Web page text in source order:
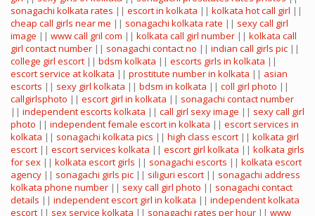
sonagachi kolkata rates || escort in kolkata || kolkata hot call girl ||
cheap call girls near me || sonagachi kolkata rate || sexy call girl
image || www call gril com || kolkata call girl number || kolkata call
girl contact number || sonagachi contact no || indian call girls pic ||
college girl escort || bdsm kolkata || escorts girls in kolkata ||
escort service at kolkata || prostitute number in kolkata || asian
escorts || sexy girl kolkata || bdsm in kolkata || coll girl photo ||
callgirlsphoto || escort girl in kolkata || sonagachi contact number
|| independent escorts kolkata || call girl sexy image || sexy call girl
photo || independent female escort in kolkata || escort services in
kolkata || sonagachi kolkata pics || high class escort || kolkata girl
escort || escort services kolkata || escort girl kolkata || kolkata girls
for sex || kolkata escort girls || sonagachi escorts || kolkata escort
agency || sonagachi girls pic || siliguri escort || sonagachi address
kolkata phone number || sexy call girl photo || sonagachi contact
details || independent escort girl in kolkata || independent kolkata
escort || sex service kolkata || sonagachi rates per hour || www